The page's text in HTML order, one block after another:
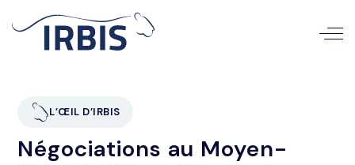
L’ŒIL D’IRBIS
Négociations au Moyen-